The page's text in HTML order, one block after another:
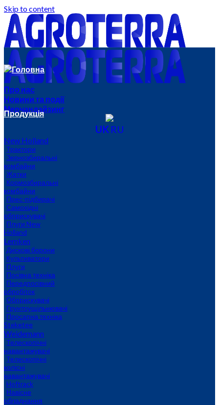
Skip to content
Про нас
Новини та події
Мерчандайзинг
UK RU
Головна
Продукція
New Holland
Трактори
Зернозбиральні
комбайни
Жатки
Кормозбиральні
комбайни
Прес-підбирачі
Самохідні
обприскувачі
Плуги New
Holland
Lemken
Дискові борони
Культиватори
Плуги
Посівна техніка
Передпосівний
обробіток
Обприскувачі
Грунтоущільнювачі
Просапна техніка
Steketee
Weidemann
Телескопічні
навантажувачі
Телескопічні
колісні
навантажувачі
Hoftrack
Навісне
обладнання